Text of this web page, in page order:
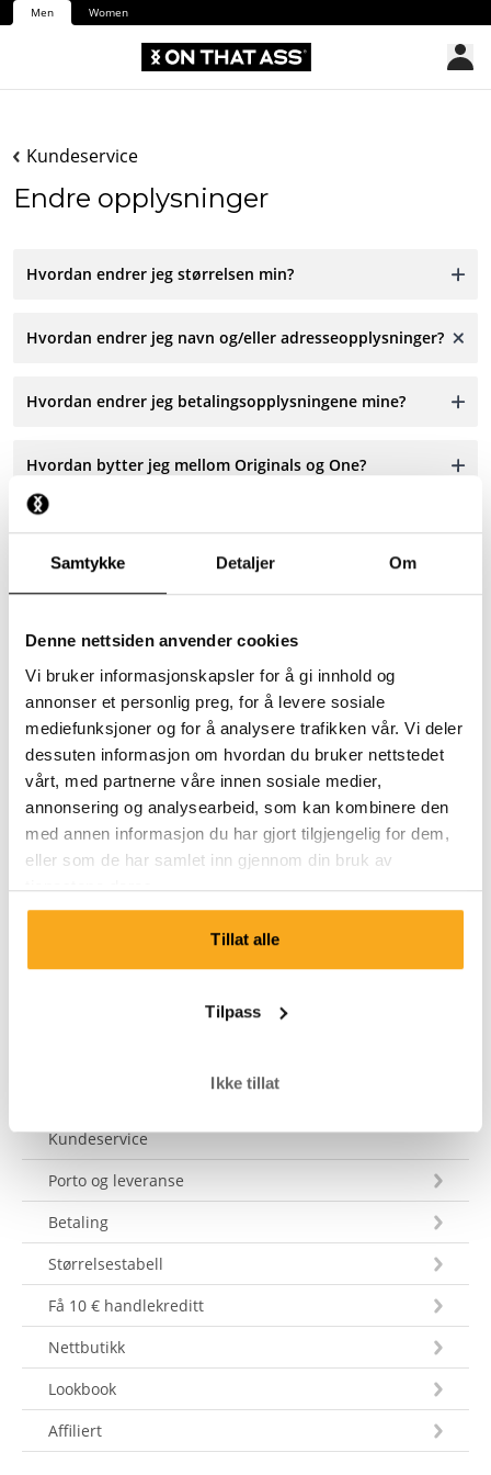
Samtykke Detaljer Om
Denne nettsiden anvender cookies
Vi bruker informasjonskapsler for å gi innhold og
annonser et personlig preg, for å levere sosiale
mediefunksjoner og for å analysere trafikken vår. Vi deler
dessuten informasjon om hvordan du bruker nettstedet
vårt, med partnerne våre innen sosiale medier,
annonsering og analysearbeid, som kan kombinere den
med annen informasjon du har gjort tilgjengelig for dem,
eller som de har samlet inn gjennom din bruk av
tjenestene deres.
Tillat alle
Tilpass
Ikke tillat
Men Women
Kundeservice
Endre opplysninger
Hvordan endrer jeg størrelsen min?
Hvordan endrer jeg navn og/eller adresseopplysninger?
Hvordan endrer jeg betalingsopplysningene mine?
Hvordan bytter jeg mellom Originals og One?
Hvordan melder jeg meg av nyhetsbrevet?
Hvordan kan jeg slette opplysningene mine?
Ta kontakt
Vi er her for deg 24/7! Bruk chatboten vår for å få et
raskt svar. Klikk på «Kontakt oss», velg
medlemskapstype og still spørsmålet ditt. Du kan også
nå oss på hello-uk@onthatass.com. Vi streber etter å
303 41 75 (man–fre, 09:00–12:00).
Send en melding
Kundeservice
Porto og leveranse
Betaling
Størrelsestabell
Få 10 € handlekreditt
Nettbutikk
Lookbook
Affiliert